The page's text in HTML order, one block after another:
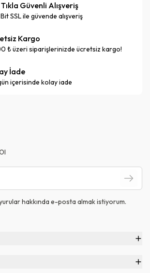
Güvenli Alışveriş
SSL ile güvende alışveriş
Kargo
₺ üzeri siparişlerinizde ücretsiz kargo!
İade
içerisinde kolay iade
hakkında e-posta almak istiyorum.